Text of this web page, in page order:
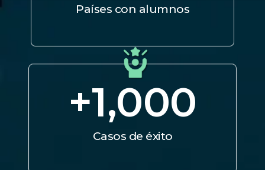
Países con alumnos
Casos de éxito
+1,000